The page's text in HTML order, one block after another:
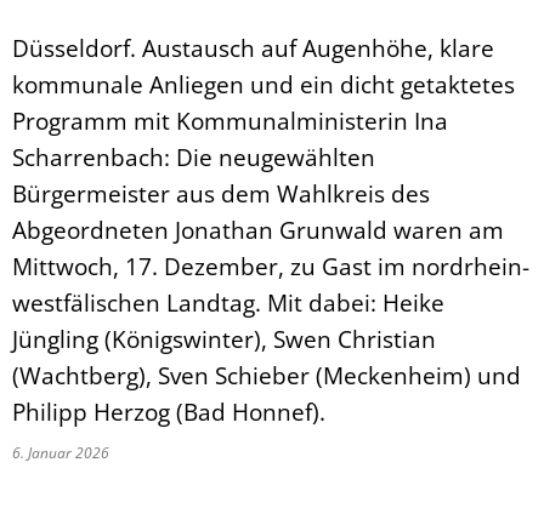
Düsseldorf. Austausch auf Augenhöhe, klare
kommunale Anliegen und ein dicht getaktetes
Programm mit Kommunalministerin Ina
Scharrenbach: Die neugewählten
Bürgermeister aus dem Wahlkreis des
Abgeordneten Jonathan Grunwald waren am
Mittwoch, 17. Dezember, zu Gast im nordrhein-
westfälischen Landtag. Mit dabei: Heike
Jüngling (Königswinter), Swen Christian
(Wachtberg), Sven Schieber (Meckenheim) und
Philipp Herzog (Bad Honnef).
6. Januar 2026